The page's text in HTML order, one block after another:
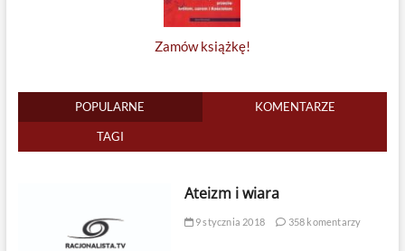
Zamów książkę!
POPULARNE KOMENTARZE
TAGI
Ateizm i wiara
9 stycznia 2018 358 komentarzy